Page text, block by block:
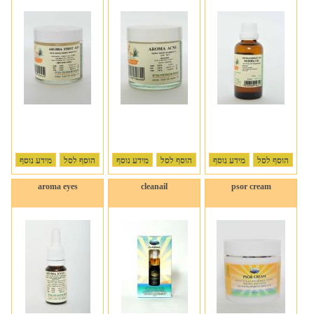
מידע נוסף הוסף לסל מידע נוסף הוסף לסל מידע נוסף הוסף לסל
aroma eyes cleanail psor cream